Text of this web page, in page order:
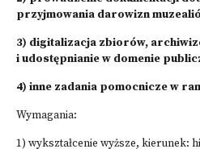
przyjmowania darowizn
3) digitalizacja zbiorów,
i udostępnianie w domenie
4) inne zadania pomocnicze w
Wymagania:
1) wykształcenie wyższe, kierunek: